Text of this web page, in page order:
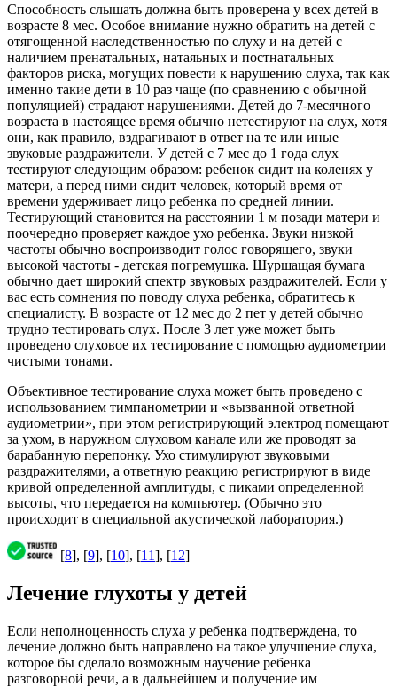
Способность слышать должна быть проверена у всех детей в
возрасте 8 мес. Особое внимание нужно обратить на детей с
отягощенной наследственностью по слуху и на детей с
наличием пренатальных, натаяьных и постнатальных
факторов риска, могущих повести к нарушению слуха, так как
именно такие дети в 10 раз чаще (по сравнению с обычной
популяцией) страдают нарушениями. Детей до 7-месячного
возраста в настоящее время обычно нетестируют на слух, хотя
они, как правило, вздрагивают в ответ на те или иные
звуковые раздражители. У детей с 7 мес до 1 года слух
тестируют следующим образом: ребенок сидит на коленях у
матери, а перед ними сидит человек, который время от
времени удерживает лицо ребенка по средней линии.
Тестирующий становится на расстоянии 1 м позади матери и
поочередно проверяет каждое ухо ребенка. Звуки низкой
частоты обычно воспроизводит голос говорящего, звуки
высокой частоты - детская погремушка. Шуршащая бумага
обычно дает широкий спектр звуковых раздражителей. Если у
вас есть сомнения по поводу слуха ребенка, обратитесь к
специалисту. В возрасте от 12 мес до 2 пет у детей обычно
трудно тестировать слух. После 3 лет уже может быть
проведено слуховое их тестирование с помощью аудиометрии
чистыми тонами.
Объективное тестирование слуха может быть проведено с
использованием тимпанометрии и «вызванной ответной
аудиометрии», при этом регистрирующий электрод помещают
за ухом, в наружном слуховом канале или же проводят за
барабанную перепонку. Ухо стимулируют звуковыми
раздражителями, а ответную реакцию регистрируют в виде
кривой определенной амплитуды, с пиками определенной
высоты, что передается на компьютер. (Обычно это
происходит в специальной акустической лаборатория.)
[8], [9], [10], [11], [12]
Лечение глухоты у детей
Если неполноценность слуха у ребенка подтверждена, то
лечение должно быть направлено на такое улучшение слуха,
которое бы сделало возможным научение ребенка
разговорной речи, а в дальнейшем и получение им